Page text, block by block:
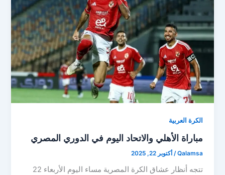
الكرة العربية
مباراة الأهلي والاتحاد اليوم في الدوري المصري
Qalamsa
/أكتوبر 22, 2025
تتجه أنظار عشاق الكرة المصرية مساء اليوم الأربعاء 22